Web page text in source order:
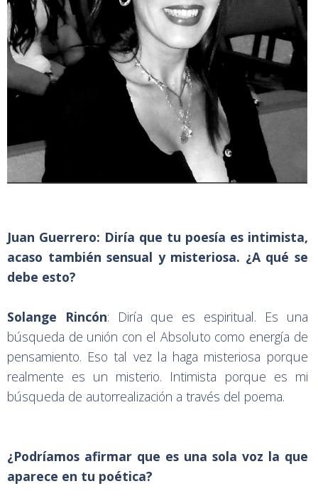
Juan Guerrero: Diría que tu poesía es intimista,
acaso también sensual y misteriosa. ¿A qué se
debe esto?
Solange Rincón: Diría que es espiritual. Es una
búsqueda de unión con el Absoluto como energía de
pensamiento. Eso tal vez la haga misteriosa porque
realmente es un misterio. Intimista porque es mi
búsqueda de autorrealización a través del poema.
¿Podríamos afirmar que es una sola voz la que
aparece en tu poética?